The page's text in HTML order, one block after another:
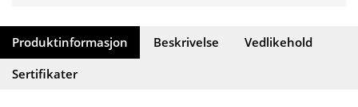
Produktinformasjon Beskrivelse
Vedlikehold
Sertifikater